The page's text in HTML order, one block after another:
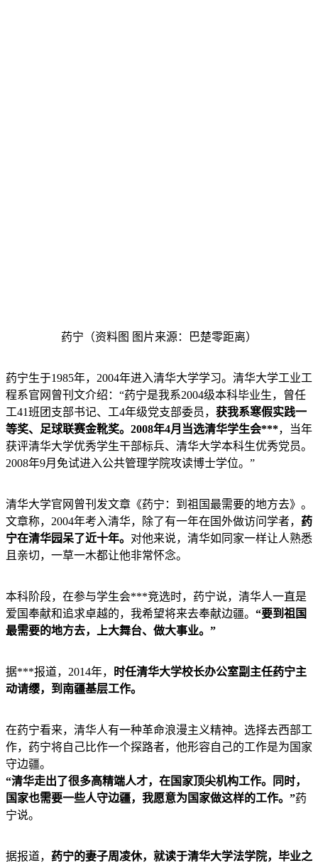
药宁（资料图 图片来源：巴楚零距离）
药宁生于1985年，2004年进入清华大学学习。清华大学工业工
程系官网曾刊文介绍：“药宁是我系2004级本科毕业生，曾任
工41班团支部书记、工4年级党支部委员， 获我系寒假实践一
等奖、足球联赛金靴奖。2008年4月当选清华学生会***，当年
获评清华大学优秀学生干部标兵、清华大学本科生优秀党员。
2008年9月免试进入公共管理学院攻读博士学位。”
清华大学官网曾刊发文章《药宁：到祖国最需要的地方去》。
文章称，2004年考入清华，除了有一年在国外做访问学者， 药
宁在清华园呆了近十年。 对他来说，清华如同家一样让人熟悉
且亲切，一草一木都让他非常怀念。
本科阶段，在参与学生会***竞选时，药宁说，清华人一直是
爱国奉献和追求卓越的，我希望将来去奉献边疆。 “要到祖国
最需要的地方去，上大舞台、做大事业。”
据***报道，2014年，
时任清华大学校长办公室副主任药宁主
动请缨，到南疆基层工作。
在药宁看来，清华人有一种革命浪漫主义精神。选择去西部工
作，药宁将自己比作一个探路者，他形容自己的工作是为国家
守边疆。
“清华走出了很多高精端人才，在国家顶尖机构工作。同时，
国家也需要一些人守边疆，我愿意为国家做这样的工作。”药
宁说。
据报道， 药宁的妻子周凌休，就读于清华大学法学院，毕业之